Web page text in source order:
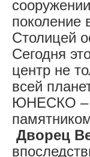
поколение
Столицей
Сегодня
центр не
всей
ЮНЕСКО –
Дворец